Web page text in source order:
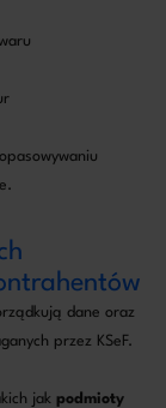
dane oraz
przez KSeF.
jak podmioty